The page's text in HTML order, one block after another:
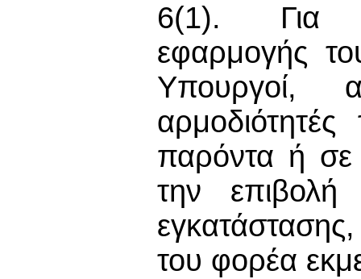
6(1). Για
εφαρμογής
Υπουργοί,
παρόντα ή σε
την
του φορέα